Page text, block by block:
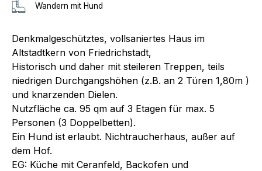
Wandern mit Hund
Denkmalgeschütztes, vollsaniertes Haus im
Altstadtkern von Friedrichstadt,
Historisch und daher mit steileren Treppen, teils
niedrigen Durchgangshöhen (z.B. an 2 Türen 1,80m )
und knarzenden Dielen.
Nutzfläche ca. 95 qm auf 3 Etagen für max. 5
Personen (3 Doppelbetten).
Ein Hund ist erlaubt. Nichtraucherhaus, außer auf
dem Hof.
EG: Küche mit Ceranfeld, Backofen und